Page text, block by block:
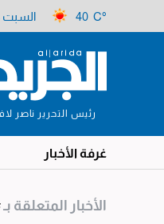
40 C° السبت 08 أغسطس 2026
رئيس التحرير ناصر
غرفة الأخبار
الأخبار المتعلقة بـ